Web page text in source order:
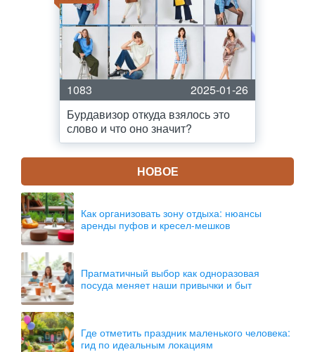
1083
2025-01-26
Бурдавизор откуда взялось это
слово и что оно значит?
НОВОЕ
Как организовать зону отдыха: нюансы
аренды пуфов и кресел-мешков
Прагматичный выбор как одноразовая
посуда меняет наши привычки и быт
Где отметить праздник маленького человека:
гид по идеальным локациям